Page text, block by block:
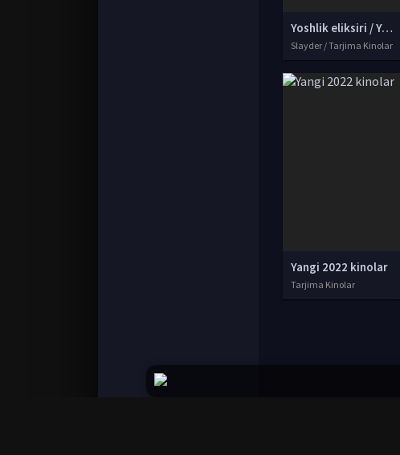
Yoshlik eliksiri / Yoshlik favvorasi / Abadiy yoshlik manbai Uzbek tilida O'zbekcha 2025 tarjima kino Full HD tas-ix skachat
Slayder / Tarjima Kinolar
Yangi 2022 kinolar
Tarjima Kinolar